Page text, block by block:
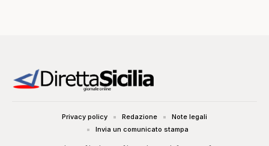
Privacy policy Redazione
Note legali
Invia un comunicato stampa